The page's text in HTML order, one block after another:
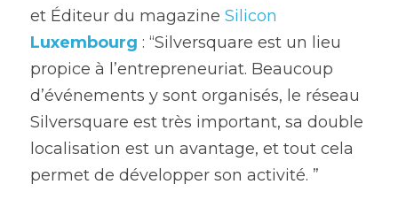
et Éditeur du magazine
Luxembourg : “Silversquare est un lieu
propice à l’entrepreneuriat. Beaucoup
d’événements y sont organisés, le réseau
Silversquare est très important, sa double
localisation est un avantage, et tout cela
permet de développer son activité. ”